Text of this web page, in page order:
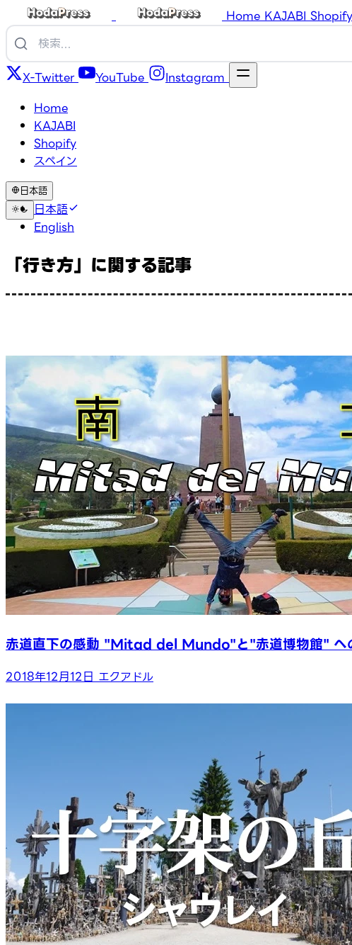
Home KAJABI Shopify
X-Twitter YouTube
Instagram
Home
KAJABI
Shopify
スペイン
日本語
日本語
English
「行き方」に関する記事
赤道直下の感動 "Mitad del Mundo"と"赤道博物館" へ
2018年12月12日 エクアドル